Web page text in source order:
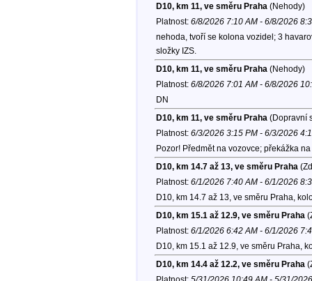
D10, km 11, ve směru Praha (Nehody)
Platnost: 6/8/2026 7:10 AM - 6/8/2026
nehoda, tvoří se kolona vozidel; 3
složky IZS.
D10, km 11, ve směru Praha (Nehody)
Platnost: 6/8/2026 7:01 AM - 6/8/2026
DN
D10, km 11, ve směru Praha (Dopravní
Platnost: 6/3/2026 3:15 PM - 6/3/2026
Pozor! Předmět na vozovce; překážka
D10, km 14.7 až 13, ve směru Praha
Platnost: 6/1/2026 7:40 AM - 6/1/2026
D10, km 14.7 až 13, ve směru Praha,
D10, km 15.1 až 12.9, ve směru Praha
Platnost: 6/1/2026 6:42 AM - 6/1/2026
D10, km 15.1 až 12.9, ve směru Praha,
D10, km 14.4 až 12.2, ve směru Praha